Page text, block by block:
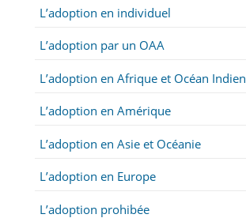
L’adoption en individuel
L’adoption par un OAA
L’adoption en Afrique et Océan Indien
L’adoption en Amérique
L’adoption en Asie et Océanie
L’adoption en Europe
L’adoption prohibée